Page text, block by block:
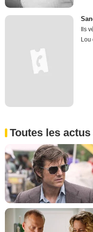
Ils
Lou
Toutes les